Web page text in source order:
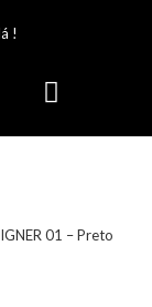
!
01 – Preto